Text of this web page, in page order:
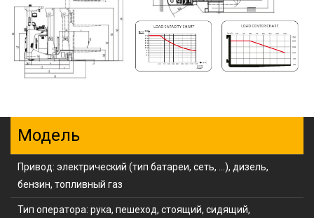
Модель
Привод: электрический (тип батареи, сеть, ...), дизель,
бензин, топливный газ
Тип оператора: рука, пешеход, стоящий, сидящий,